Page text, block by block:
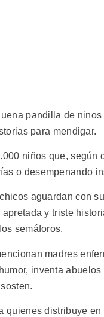
pandilla de
para mendigar.
niños que, según
o desempenando
aguardan con
y triste
semáforos.
madres
inventa
quienes distribuye